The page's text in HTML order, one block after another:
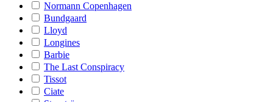
Normann Copenhagen
Bundgaard
Lloyd
Longines
Barbie
The Last Conspiracy
Tissot
Ciate